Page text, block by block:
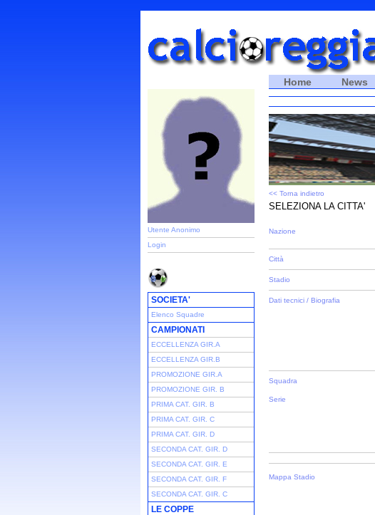
Utente Anonimo
Login
SOCIETA'
Elenco Squadre
CAMPIONATI
ECCELLENZA GIR.A
ECCELLENZA GIR.B
PROMOZIONE GIR.A
PROMOZIONE GIR. B
PRIMA CAT. GIR. B
PRIMA CAT. GIR. C
PRIMA CAT. GIR. D
SECONDA CAT. GIR. D
SECONDA CAT. GIR. E
SECONDA CAT. GIR. F
SECONDA CAT. GIR. C
LE COPPE
Home News
<< Torna indietro
SELEZIONA LA CITTA'
Nazione
Città
Stadio
Dati tecnici / Biografia
Squadra
Serie
Mappa Stadio